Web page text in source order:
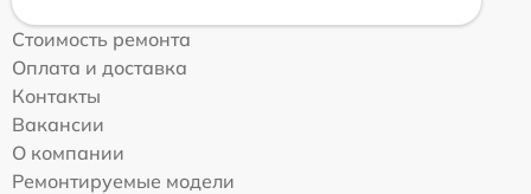
Стоимость ремонта
Оплата и доставка
Контакты
Вакансии
О компании
Ремонтируемые модели